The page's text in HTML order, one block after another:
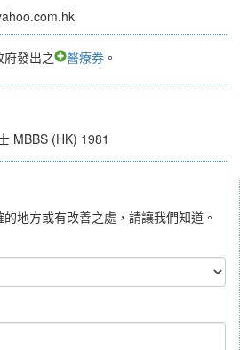
發出之 醫療券 。
MBBS (HK) 1981
地方或有改善之處，請讓我們知道。